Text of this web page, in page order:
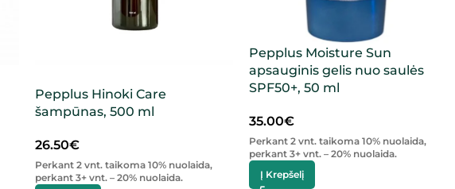
Pepplus Hinoki Care
šampūnas, 500 ml
26.50€
Perkant 2 vnt. taikoma 10% nuolaida,
perkant 3+ vnt. – 20% nuolaida.
Pepplus Moisture Sun
apsauginis gelis nuo saulės
SPF50+, 50 ml
35.00€
Perkant 2 vnt. taikoma 10% nuolaida,
perkant 3+ vnt. – 20% nuolaida.
Į Krepšelį